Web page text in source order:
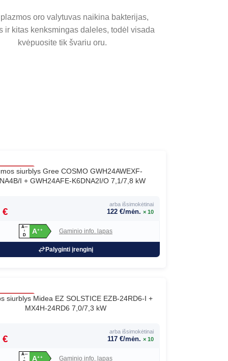
oro valytuvas naikina bakterijas,
ir kitas kenksmingas daleles, todėl visada
kvėpuosite tik švariu oru.
siurblys Gree COSMO GWH24AWEXF-
I + GWH24AFE-K6DNA2I/O 7,1/7,8 kW
€
arba išsimokėtinai
122 €/mėn. × 10
A+++
↑
D
A++ Gaminio info. lapas
Palyginti įrenginį
siurblys Midea EZ SOLSTICE EZB-24RD6-I +
MX4H-24RD6 7,0/7,3 kW
€
arba išsimokėtinai
117 €/mėn. × 10
A+++
↑
A++ Gaminio info. lapas